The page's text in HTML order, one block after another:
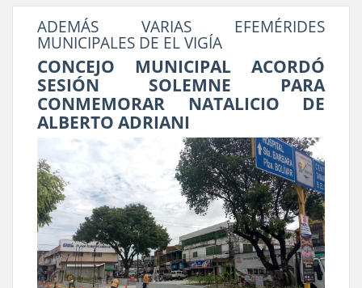
ADEMÁS VARIAS EFEMÉRIDES
MUNICIPALES DE EL VIGÍA
CONCEJO MUNICIPAL ACORDÓ
SESIÓN SOLEMNE PARA
CONMEMORAR NATALICIO DE
ALBERTO ADRIANI